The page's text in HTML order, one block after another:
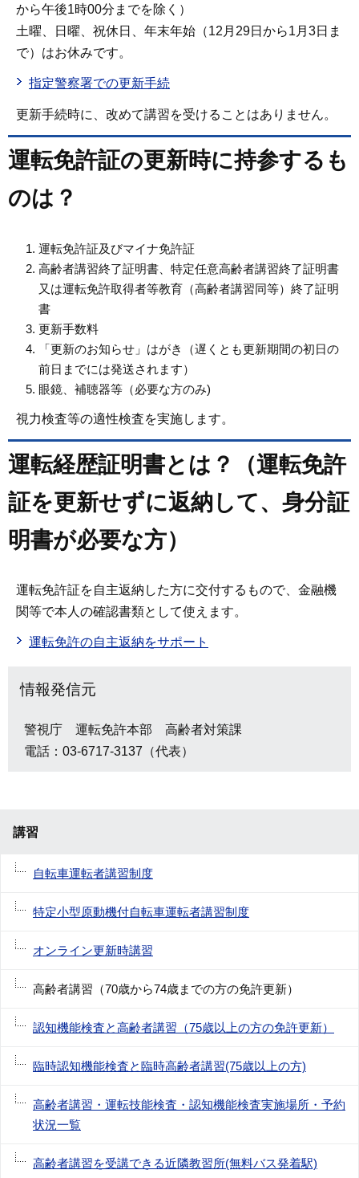
から午後1時00分までを除く）
土曜、日曜、祝休日、年末年始（12月29日から1月3日ま
で）はお休みです。
指定警察署での更新手続
更新手続時に、改めて講習を受けることはありません。
運転免許証の更新時に持参するも
のは？
運転免許証及びマイナ免許証
高齢者講習終了証明書、特定任意高齢者講習終了証明書
又は運転免許取得者等教育（高齢者講習同等）終了証明
書
更新手数料
「更新のお知らせ」はがき（遅くとも更新期間の初日の
前日までには発送されます）
眼鏡、補聴器等（必要な方のみ)
視力検査等の適性検査を実施します。
運転経歴証明書とは？（運転免許
証を更新せずに返納して、身分証
明書が必要な方）
運転免許証を自主返納した方に交付するもので、金融機
関等で本人の確認書類として使えます。
運転免許の自主返納をサポート
情報発信元
警視庁 運転免許本部 高齢者対策課
電話：03-6717-3137（代表）
講習
自転車運転者講習制度
特定小型原動機付自転車運転者講習制度
オンライン更新時講習
高齢者講習（70歳から74歳までの方の免許更新）
認知機能検査と高齢者講習（75歳以上の方の免許更新）
臨時認知機能検査と臨時高齢者講習(75歳以上の方)
高齢者講習・運転技能検査・認知機能検査実施場所・予約
状況一覧
高齢者講習を受講できる近隣教習所(無料バス発着駅)